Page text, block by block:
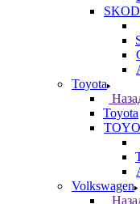
Toyota
Toyota
Volkswagen